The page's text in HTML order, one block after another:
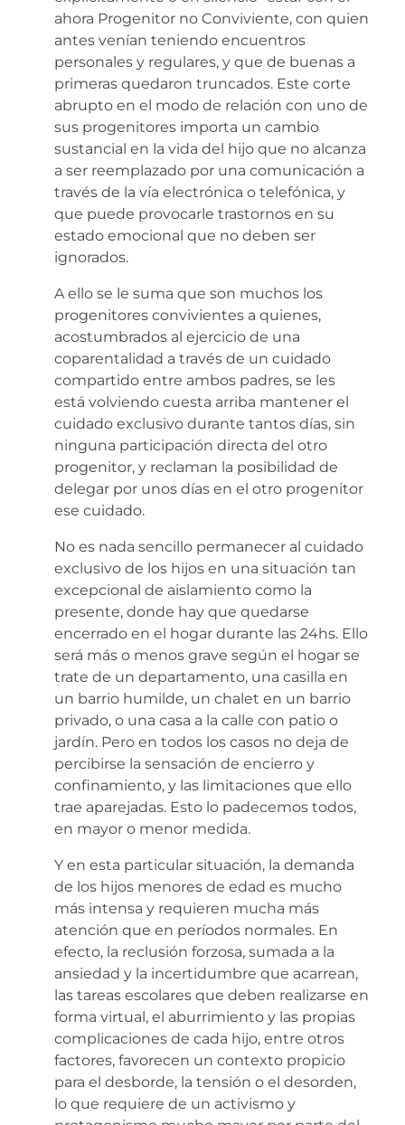
ahora Progenitor no Conviviente, con quien
antes venían teniendo encuentros
personales y regulares, y que de buenas a
primeras quedaron truncados. Este corte
abrupto en el modo de relación con uno de
sus progenitores importa un cambio
sustancial en la vida del hijo que no alcanza
a ser reemplazado por una comunicación a
través de la vía electrónica o telefónica, y
que puede provocarle trastornos en su
estado emocional que no deben ser
ignorados.
A ello se le suma que son muchos los
progenitores convivientes a quienes,
acostumbrados al ejercicio de una
coparentalidad a través de un cuidado
compartido entre ambos padres, se les
está volviendo cuesta arriba mantener el
cuidado exclusivo durante tantos días, sin
ninguna participación directa del otro
progenitor, y reclaman la posibilidad de
delegar por unos días en el otro progenitor
ese cuidado.
No es nada sencillo permanecer al cuidado
exclusivo de los hijos en una situación tan
excepcional de aislamiento como la
presente, donde hay que quedarse
encerrado en el hogar durante las 24hs. Ello
será más o menos grave según el hogar se
trate de un departamento, una casilla en
un barrio humilde, un chalet en un barrio
privado, o una casa a la calle con patio o
jardín. Pero en todos los casos no deja de
percibirse la sensación de encierro y
confinamiento, y las limitaciones que ello
trae aparejadas. Esto lo padecemos todos,
en mayor o menor medida.
Y en esta particular situación, la demanda
de los hijos menores de edad es mucho
más intensa y requieren mucha más
atención que en períodos normales. En
efecto, la reclusión forzosa, sumada a la
ansiedad y la incertidumbre que acarrean,
las tareas escolares que deben realizarse en
forma virtual, el aburrimiento y las propias
complicaciones de cada hijo, entre otros
factores, favorecen un contexto propicio
para el desborde, la tensión o el desorden,
lo que requiere de un activismo y